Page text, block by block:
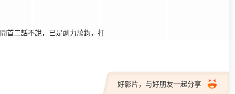
二話不說，已是劇力萬鈞，打
好影片，与好朋友一起分享